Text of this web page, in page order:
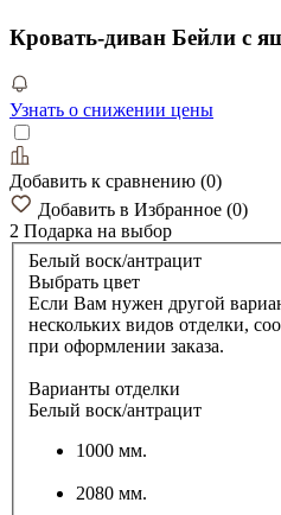
Кровать-диван Бейли с
Узнать о снижении цены
Добавить к сравнению (0)
Добавить в Избранное (0)
2 Подарка на выбор
Белый воск/антрацит
Выбрать цвет
Если Вам нужен другой
нескольких видов отделки,
при оформлении заказа.
Варианты отделки
Белый воск/антрацит
1000 мм.
2080 мм.